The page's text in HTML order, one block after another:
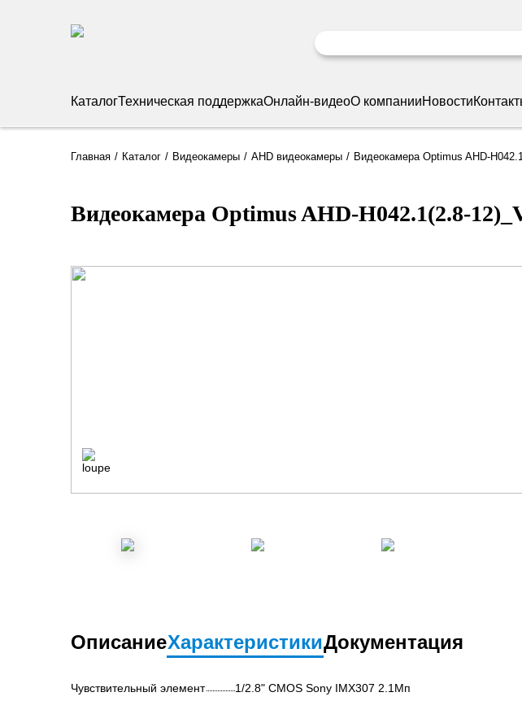
КаталогТехническая поддержкаОнлайн-видеоО компанииНовости
Главная Каталог Видеокамеры AHD видеокамеры Видеокамера Optimus AHD-
Видеокамера Optimus AHD-H042.1(2.8-
ОписаниеХарактеристикиДокументация
Чувствительный элемент
1/2.8" CMOS Sony IMX307 2.1Мп